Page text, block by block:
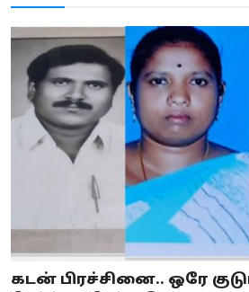
கடன் பிரச்சினை.. ஒரே